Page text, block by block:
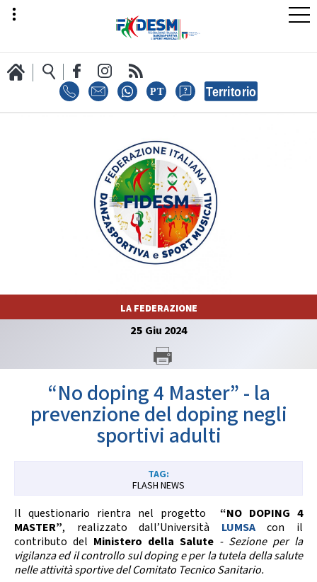
LA FEDERAZIONE
AREA SPORT
AREA TECNICA
GARE
Contatti Discipline
Tesseramento Territorio
Formazione Albo Soci
LA FEDERAZIONE
25 Giu 2024
“No doping 4 Master” - la
prevenzione del doping negli
sportivi adulti
FLASH NEWS
Il questionario rientra nel progetto “NO DOPING 4
MASTER”, realizzato dall’Università LUMSAcon il
contributo del Ministero della Salute - Sezione per la
vigilanza ed il controllo sul doping e per la tutela della salute
nelle attività sportive del Comitato Tecnico Sanitario.